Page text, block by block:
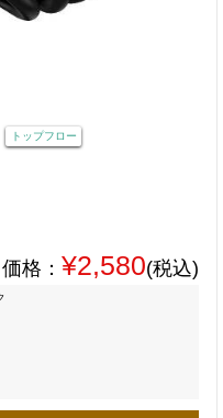
トップフロー
格： ¥2,580(税込)